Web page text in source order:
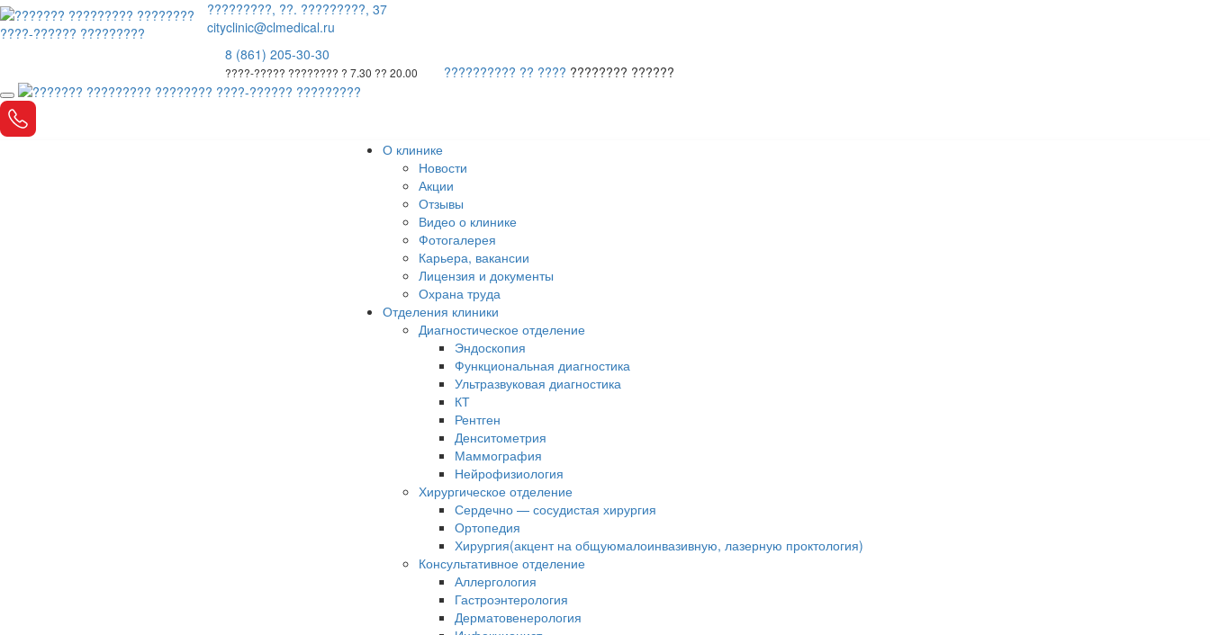
?????????, ??. ?????????, 37
cityclinic@clmedical.ru
8 (861) 205-30-30
????-????? ???????? ? 7.30 ?? 20.00 ?????????? ?? ???? ???????? ??????
О клинике
Новости
Акции
Отзывы
Видео о клинике
Фотогалерея
Карьера, вакансии
Лицензия и документы
Охрана труда
Отделения клиники
Диагностическое отделение
Эндоскопия
Функциональная диагностика
Ультразвуковая диагностика
КТ
Рентген
Денситометрия
Маммография
Нейрофизиология
Хирургическое отделение
Сердечно — сосудистая хирургия
Ортопедия
Хирургия(акцент на общуюмалоинвазивную, лазерную проктология)
Консультативное отделение
Аллергология
Гастроэнтерология
Дерматовенерология